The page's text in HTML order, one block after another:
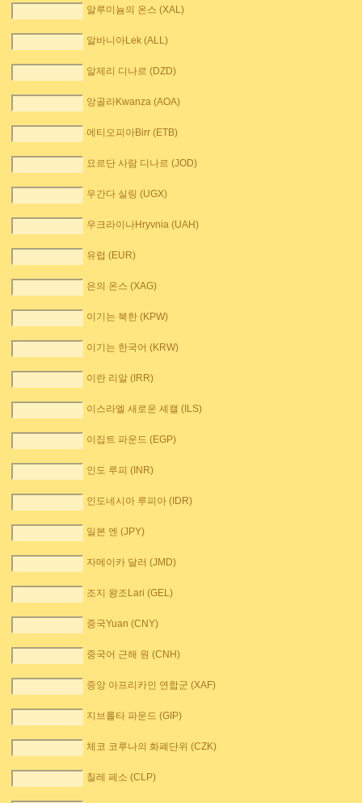
알루미늄의 온스 (XAL)
알바니아Lek (ALL)
알제리 디나르 (DZD)
앙골라Kwanza (AOA)
에티오피아Birr (ETB)
요르단 사람 디나르 (JOD)
우간다 실링 (UGX)
우크라이나Hryvnia (UAH)
유럽 (EUR)
은의 온스 (XAG)
이기는 북한 (KPW)
이기는 한국어 (KRW)
이란 리알 (IRR)
이스라엘 새로운 셰캘 (ILS)
이집트 파운드 (EGP)
인도 루피 (INR)
인도네시아 루피아 (IDR)
일본 엔 (JPY)
자메이카 달러 (JMD)
조지 왕조Lari (GEL)
중국Yuan (CNY)
중국어 근해 원 (CNH)
중앙 아프리카인 연합군 (XAF)
지브롤타 파운드 (GIP)
체코 코루나의 화폐단위 (CZK)
칠레 페소 (CLP)